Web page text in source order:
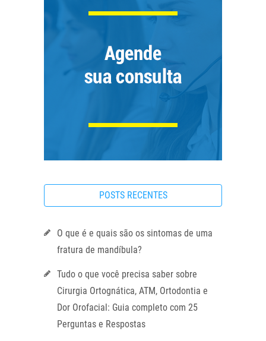
POSTS RECENTES
O que é e quais são os sintomas de uma
fratura de mandíbula?
Tudo o que você precisa saber sobre
Cirurgia Ortognática, ATM, Ortodontia e
Dor Orofacial: Guia completo com 25
Perguntas e Respostas